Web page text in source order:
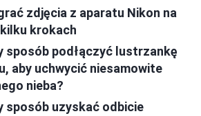
zdjęcia z aparatu Nikon na
krokach
sposób podłączyć lustrzankę
aby uchwycić niesamowite
nieba?
sposób uzyskać odbicie